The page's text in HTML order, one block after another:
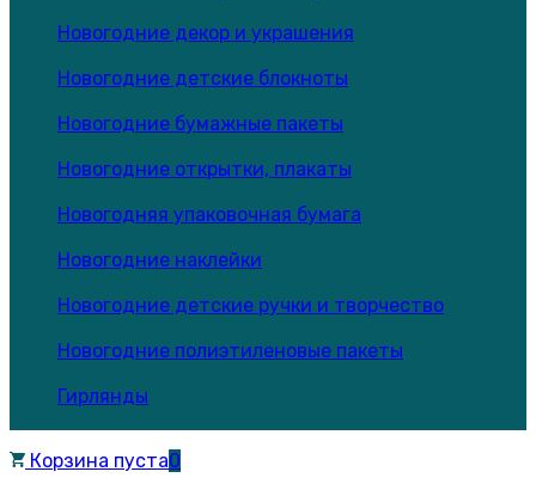
Новогодние декор и украшения
Новогодние детские блокноты
Новогодние бумажные пакеты
Новогодние открытки, плакаты
Новогодняя упаковочная бумага
Новогодние наклейки
Новогодние детские ручки и творчество
Новогодние полиэтиленовые пакеты
Гирлянды
Корзина пуста0